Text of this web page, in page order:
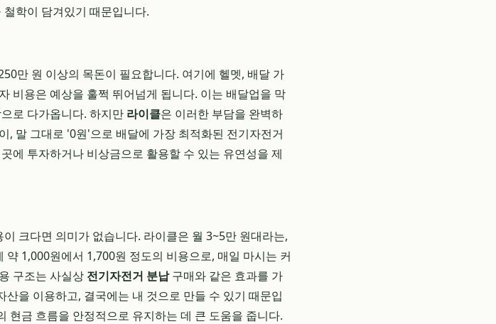
학이 담겨있기 때문입니다.
만 원 이상의 목돈이 필요합니다. 여기에 헬멧, 배달 가
비용은 예상을 훌쩍 뛰어넘게 됩니다. 이는 배달업을 막
로 다가옵니다. 하지만 라이클은 이러한 부담을 완벽하
, 말 그대로 '0원'으로 배달에 가장 최적화된 전기자전거
에 투자하거나 비상금으로 활용할 수 있는 유연성을 제
크다면 의미가 없습니다. 라이클은 월 3~5만 원대라는,
1,000원에서 1,700원 정도의 비용으로, 매일 마시는 커
구조는 사실상 전기자전거 분납구매와 같은 효과를 가
을 이용하고, 결국에는 내 것으로 만들 수 있기 때문입
현금 흐름을 안정적으로 유지하는 데 큰 도움을 줍니다.